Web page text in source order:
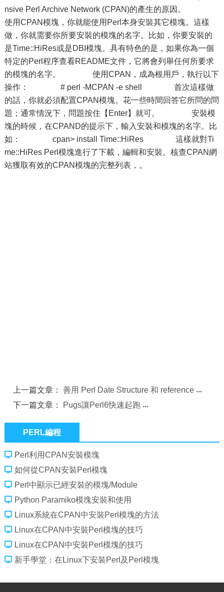
nsive Perl Archive Network (CPAN)的產生的原因。
使用CPAN模塊，你就能使用Perl本身安裝其它模塊。這樣
做，你就需要你所要安裝的模塊的名字。比如，你要安裝的
是Time::HiRes或是DBI模塊。具有特色的是，如果你為一個
特定的Perl程序查看README文件，它將會列舉任何所要求
的模塊的名字。 使用CPAN，成為根用戶，執行以下
操作： # perl -MCPAN -e shell 首次這樣做
的話，你就必須配置CPAN模塊。花一些時間回答它所問的問
題；通常情況下，問題按住【Enter】就可。 安裝模
塊的時候，在CPAND的提示下，輸入安裝和模塊的名字。比
如： cpan> install Time::HiRes 這樣就對Ti
me::HiRes Perl模塊進行了下載，編輯和安裝。核查CPAN網
站獲取有效的CPAN模塊的完整列表，。
上一篇文章：善用 Perl Date Structure 和 reference
下一篇文章：
Pugs讓Perl6快速起跑
PERL編程
Perl利用CPAN安裝模塊
如何從CPAN安裝Perl模塊
Perl中顯示已經安裝的模塊/Module
Python Paramiko模塊安裝和使用
Linux系統在CPAN中安裝Perl模塊的方法
Linux在CPAN中安裝Perl模塊的技巧
Linux在CPAN中安裝Perl模塊的技巧
新手學堂：在Linux下安裝Perl及Perl模塊